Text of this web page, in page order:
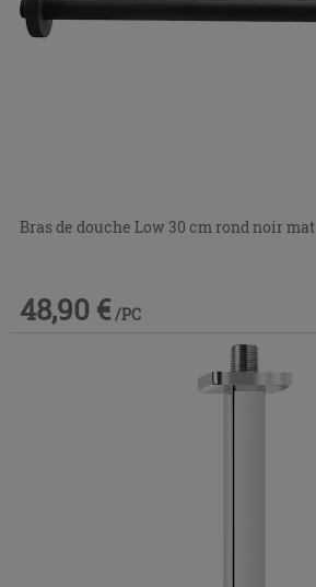
Bras de douche Low 30 cm rond noir mat
48,90 € /PC